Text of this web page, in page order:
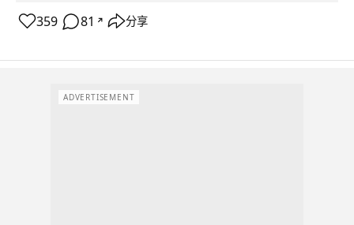
359 81 ↗ 分享
ADVERTISEMENT